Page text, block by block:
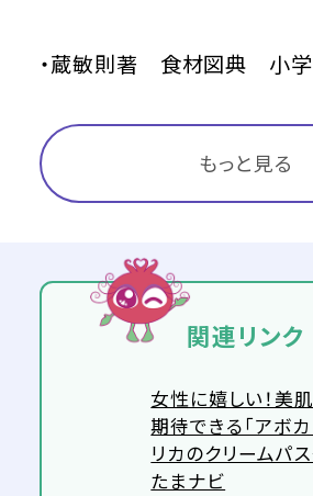
・蔵敏則著 食材図典 小
もっと見る
関連リンク
女性に嬉しい！美
期待できる「アボ
リカのクリームパ
たまナビ